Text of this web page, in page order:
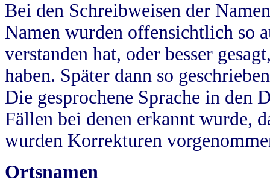
Bei den Schreibweisen der
Namen wurden offensichtlich so
verstanden hat, oder besser
haben. Später dann so
Die gesprochene Sprache in
Fällen bei denen erkannt wurde,
wurden Korrekturen
Ortsnamen